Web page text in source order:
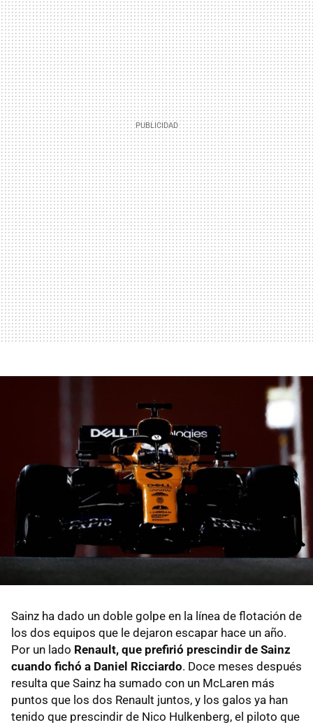
Sainz ha dado un doble golpe en la línea de flotación de
los dos equipos que le dejaron escapar hace un año.
Por un lado Renault, que prefirió prescindir de Sainz
cuando fichó a Daniel Ricciardo. Doce meses después
resulta que Sainz ha sumado con un McLaren más
puntos que los dos Renault juntos, y los galos ya han
tenido que prescindir de Nico Hulkenberg, el piloto que